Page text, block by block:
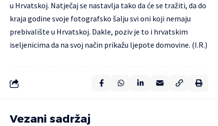
u Hrvatskoj. Natječaj se nastavlja tako da će se tražiti, da do
kraja godine svoje fotografsko šalju svi oni koji nemaju
prebivalište u Hrvatskoj. Dakle, poziv je to i hrvatskim
iseljenicima da na svoj način prikažu ljepote domovine. (I.R.)
Vezani sadržaj